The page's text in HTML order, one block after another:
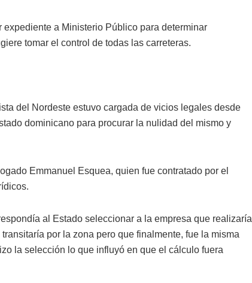
a Ministerio Público para determinar
tomar el control de todas las carreteras.
del Nordeste estuvo cargada de vicios legales desde
dominicano para procurar la nulidad del mismo y
Emmanuel Esquea, quien fue contratado por el
al Estado seleccionar a la empresa que realizaría
por la zona pero que finalmente, fue la misma
la selección lo que influyó en que el cálculo fuera